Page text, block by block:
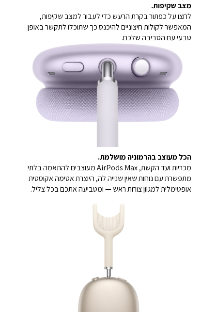
מצב שקיפות.
לחצו על כפתור בקרת הרעש כדי לעבור למצב שקיפות,
המאפשר לקולות חיצוניים להיכנס כך שתוכלו לתקשר באופן
טבעי עם הסביבה שלכם.
הכל מעוצב בהרמוניה מושלמת.
מכריות ועד הקשת, AirPods Max מעוצבים להתאמה בלתי
מתפשרת עם נוחות שאין שנייה לה, היוצרת אטימה אקוסטית
אופטימלית למגוון צורות ראש — ומטביעה אתכם בכל צליל.